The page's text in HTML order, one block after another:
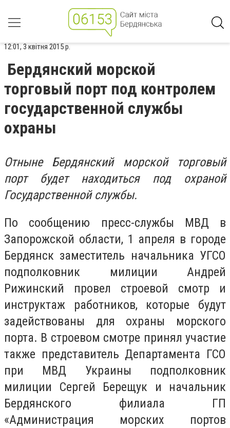
12:01, 3 квітня 2015 р.
Бердянский морской
торговый порт под контролем
государственной службы
охраны
Отныне Бердянский морской торговый
порт будет находиться под охраной
Государственной службы.
По сообщению пресс-службы МВД в
Запорожской области, 1 апреля в городе
Бердянск заместитель начальника УГСО
подполковник милиции Андрей
Рижинский провел строевой смотр и
инструктаж работников, которые будут
задействованы для охраны морского
порта. В строевом смотре принял участие
также представитель Департамента ГСО
при МВД Украины подполковник
милиции Сергей Берещук и начальник
Бердянского филиала ГП
«Администрация морских портов